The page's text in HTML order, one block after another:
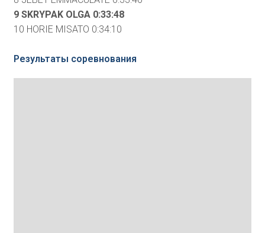
9 SKRYPAK OLGA 0:33:48
10 HORIE MISATO 0:34:10
Результаты соревнования